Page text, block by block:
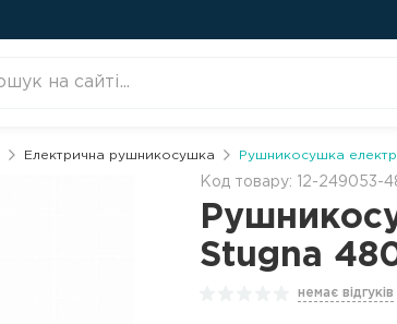
Електрична рушникосушка Рушникосушка
Код товару: 12-249053-
Stugna
немає відгуків